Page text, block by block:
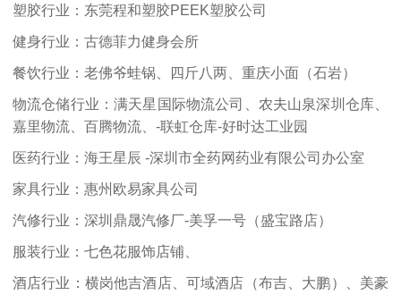
塑胶行业：东莞程和塑胶PEEK塑胶公司
健身行业：古德菲力健身会所
餐饮行业：老佛爷蛙锅、四斤八两、重庆小面（石岩）
物流仓储行业：满天星国际物流公司、农夫山泉深圳仓库、
嘉里物流、百腾物流、-联虹仓库-好时达工业园
医药行业：海王星辰 -深圳市全药网药业有限公司办公室
家具行业：惠州欧易家具公司
汽修行业：深圳鼎晟汽修厂-美孚一号（盛宝路店）
服装行业：七色花服饰店铺、
酒店行业：横岗他吉酒店、可域酒店（布吉、大鹏）、美豪